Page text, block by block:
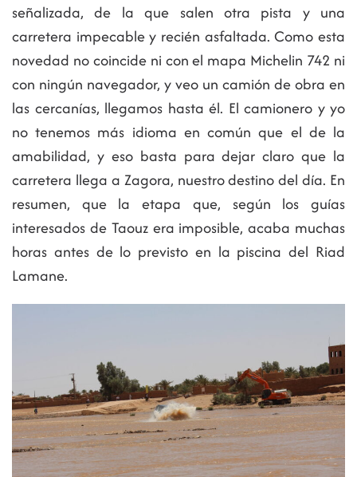
señalizada, de la que salen otra pista y una
carretera impecable y recién asfaltada. Como esta
novedad no coincide ni con el mapa Michelin 742 ni
con ningún navegador, y veo un camión de obra en
las cercanías, llegamos hasta él. El camionero y yo
no tenemos más idioma en común que el de la
amabilidad, y eso basta para dejar claro que la
carretera llega a Zagora, nuestro destino del día. En
resumen, que la etapa que, según los guías
interesados de Taouz era imposible, acaba muchas
horas antes de lo previsto en la piscina del Riad
Lamane.